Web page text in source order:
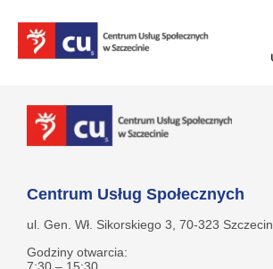
Centrum Usług Społecznych
ul. Gen. Wł. Sikorskiego 3, 70-323 Szczecin
Godziny otwarcia:
7:30 – 15:30